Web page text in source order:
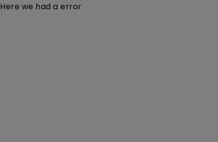
Here we had a error